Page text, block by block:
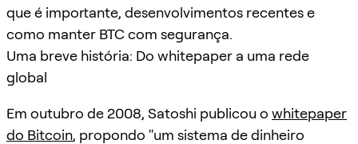
que é importante, desenvolvimentos recentes e
como manter BTC com segurança.
Uma breve história: Do whitepaper a uma rede
global
Em outubro de 2008, Satoshi publicou o whitepaper
do Bitcoin, propondo "um sistema de dinheiro